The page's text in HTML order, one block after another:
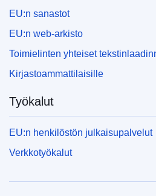
EU:n sanastot
EU:n web-arkisto
Toimielinten yhteiset
Kirjastoammattilaisille
Työkalut
EU:n henkilöstön julkaisupalvelut
Verkkotyökalut